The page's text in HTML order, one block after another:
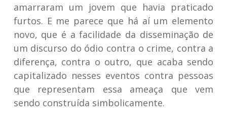
amarraram um jovem que havia praticado
furtos. E me parece que há aí um elemento
novo, que é a facilidade da disseminação de
um discurso do ódio contra o crime, contra a
diferença, contra o outro, que acaba sendo
capitalizado nesses eventos contra pessoas
que representam essa ameaça que vem
sendo construída simbolicamente.